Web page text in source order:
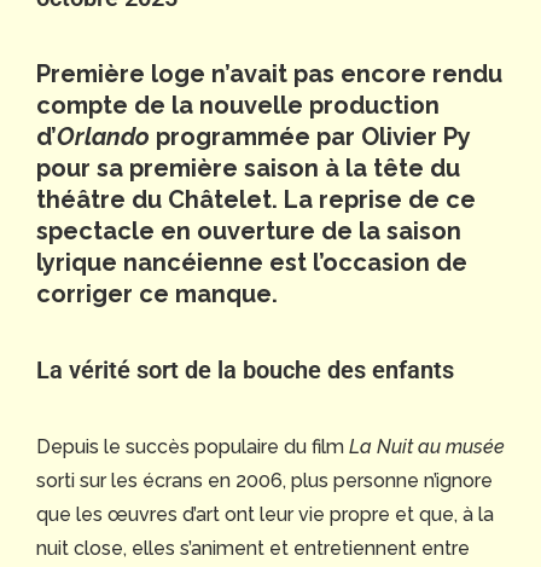
Première loge n’avait pas encore rendu
compte de la nouvelle production
d’Orlando programmée par Olivier Py
pour sa première saison à la tête du
théâtre du Châtelet. La reprise de ce
spectacle en ouverture de la saison
lyrique nancéienne est l’occasion de
corriger ce manque.
La vérité sort de la bouche des enfants
Depuis le succès populaire du film La Nuit au musée
sorti sur les écrans en 2006, plus personne n’ignore
que les œuvres d’art ont leur vie propre et que, à la
nuit close, elles s’animent et entretiennent entre